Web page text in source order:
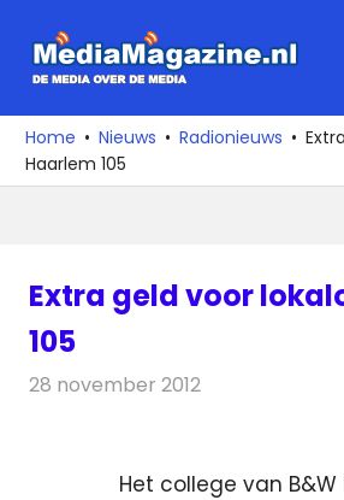
naar
media
over
de
Home Nieuws Radionieuws
Haarlem 105
Extra geld voor
105
28 november 2012
Het college van